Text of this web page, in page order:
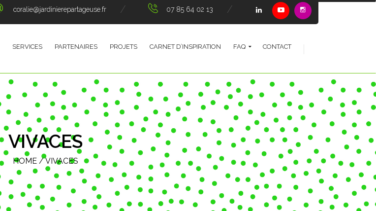
coralie@jardinierepartageuse.fr 07 85 64 02 13
SERVICES PARTENAIRES PROJETS CARNET D’INSPIRATION FAQ CONTACT
VIVACES
HOME/VIVACES